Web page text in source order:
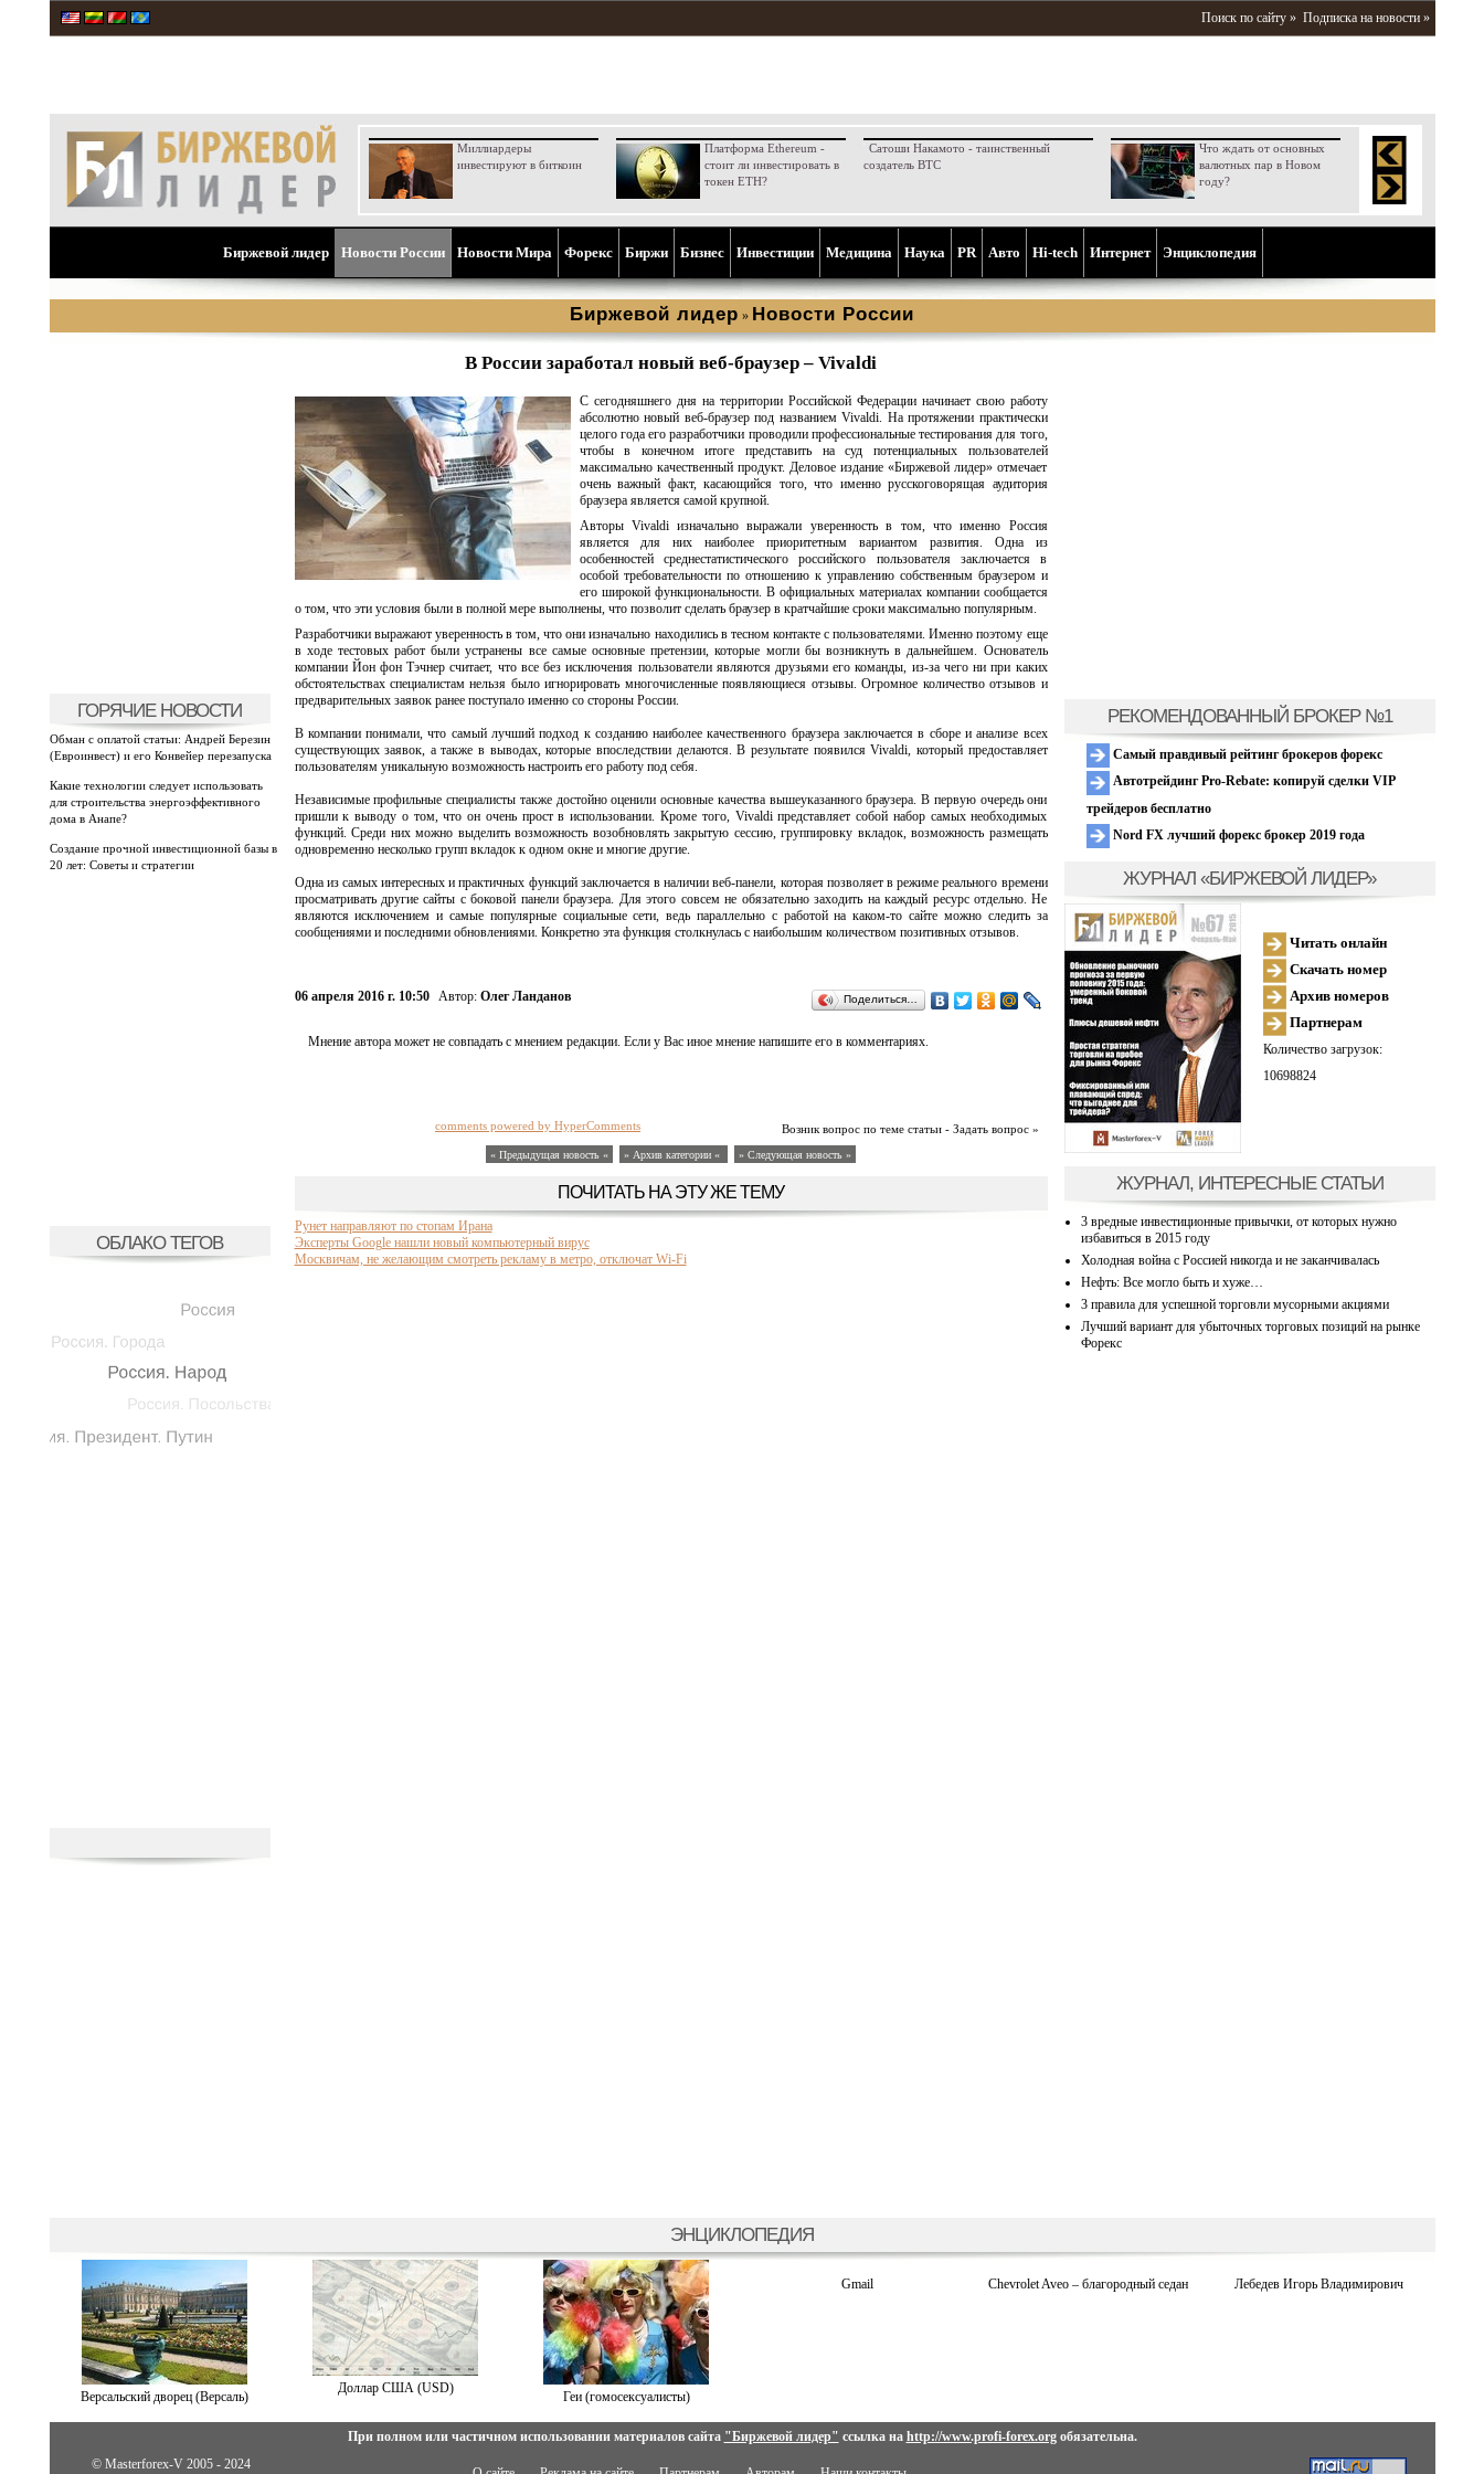
Поиск по сайту » Подписка на новости »
Миллиардеры
инвестируют в биткоин
Платформа Ethereum -
стоит ли инвестировать в
токен ETH?
Сатоши Накамото - таинственный
создатель BTC
Что ждать от основных
валютных пар в Новом
году?
Биржевой лидер Новости России Новости Мира Форекс Биржи Бизнес Инвестиции Медицина Наука PR Aвто Hi-tech Интернет Энциклопедия
Биржевой лидер » Новости России
ГОРЯЧИЕ НОВОСТИ
Обман с оплатой статьи: Андрей Березин
(Евроинвест) и его Конвейер перезапуска
Какие технологии следует использовать
для строительства энергоэффективного
дома в Анапе?
Создание прочной инвестиционной базы в
20 лет: Советы и стратегии
ОБЛАКО ТЕГОВ
В России заработал новый веб-браузер – Vivaldi
С сегодняшнего дня на территории Российской Федерации начинает свою работу
абсолютно новый веб-браузер под названием Vivaldi. На протяжении практически
целого года его разработчики проводили профессиональные тестирования для того,
чтобы в конечном итоге представить на суд потенциальных пользователей
максимально качественный продукт. Деловое издание «Биржевой лидер» отмечает
очень важный факт, касающийся того, что именно русскоговорящая аудитория
браузера является самой крупной.
Авторы Vivaldi изначально выражали уверенность в том, что именно Россия
является для них наиболее приоритетным вариантом развития. Одна из
особенностей среднестатистического российского пользователя заключается в
особой требовательности по отношению к управлению собственным браузером и
его широкой функциональности. В официальных материалах компании сообщается
о том, что эти условия были в полной мере выполнены, что позволит сделать браузер в кратчайшие сроки максимально популярным.
Разработчики выражают уверенность в том, что они изначально находились в тесном контакте с пользователями. Именно поэтому еще
в ходе тестовых работ были устранены все самые основные претензии, которые могли бы возникнуть в дальнейшем. Основатель
компании Йон фон Тэчнер считает, что все без исключения пользователи являются друзьями его команды, из-за чего ни при каких
обстоятельствах специалистам нельзя было игнорировать многочисленные появляющиеся отзывы. Огромное количество отзывов и
предварительных заявок ранее поступало именно со стороны России.
В компании понимали, что самый лучший подход к созданию наиболее качественного браузера заключается в сборе и анализе всех
существующих заявок, а также в выводах, которые впоследствии делаются. В результате появился Vivaldi, который предоставляет
пользователям уникальную возможность настроить его работу под себя.
Независимые профильные специалисты также достойно оценили основные качества вышеуказанного браузера. В первую очередь они
пришли к выводу о том, что он очень прост в использовании. Кроме того, Vivaldi представляет собой набор самых необходимых
функций. Среди них можно выделить возможность возобновлять закрытую сессию, группировку вкладок, возможность размещать
одновременно несколько групп вкладок к одном окне и многие другие.
Одна из самых интересных и практичных функций заключается в наличии веб-панели, которая позволяет в режиме реального времени
просматривать другие сайты с боковой панели браузера. Для этого совсем не обязательно заходить на каждый ресурс отдельно. Не
являются исключением и самые популярные социальные сети, ведь параллельно с работой на каком-то сайте можно следить за
сообщениями и последними обновлениями. Конкретно эта функция столкнулась с наибольшим количеством позитивных отзывов.
06 апреля 2016 г. 10:50 Автор: Олег Ланданов Поделиться…
Мнение автора может не совпадать с мнением редакции. Если у Вас иное мнение напишите его в комментариях.
Возник вопрос по теме статьи - Задать вопрос »
comments powered by HyperComments
« Предыдущая новость « » Архив категории « » Следующая новость »
ПОЧИТАТЬ НА ЭТУ ЖЕ ТЕМУ
Рунет направляют по стопам Ирана
Эксперты Google нашли новый компьютерный вирус
Москвичам, не желающим смотреть рекламу в метро, отключат Wi-Fi
РЕКОМЕНДОВАННЫЙ БРОКЕР №1
Самый правдивый рейтинг брокеров форекс
Автотрейдинг Pro-Rebate: копируй сделки VIP
трейдеров бесплатно
Nord FX лучший форекс брокер 2019 года
ЖУРНАЛ «БИРЖЕВОЙ ЛИДЕР»
Читать онлайн
Скачать номер
Архив номеров
Партнерам
Количество загрузок:
10698824
ЖУРНАЛ, ИНТЕРЕСНЫЕ СТАТЬИ
3 вредные инвестиционные привычки, от которых нужно
избавиться в 2015 году
Холодная война с Россией никогда и не заканчивалась
Нефть: Все могло быть и хуже…
3 правила для успешной торговли мусорными акциями
Лучший вариант для убыточных торговых позиций на рынке
Форекс
ЭНЦИКЛОПЕДИЯ
Версальский дворец (Версаль)
Доллар США (USD)
Геи (гомосексуалисты)
Gmail Chevrolet Aveo – благородный седан Лебедев Игорь Владимирович
При полном или частичном использовании материалов сайта "Биржевой лидер" ссылка на http://www.profi-forex.orgобязательна.
© Masterforex-V 2005 - 2024